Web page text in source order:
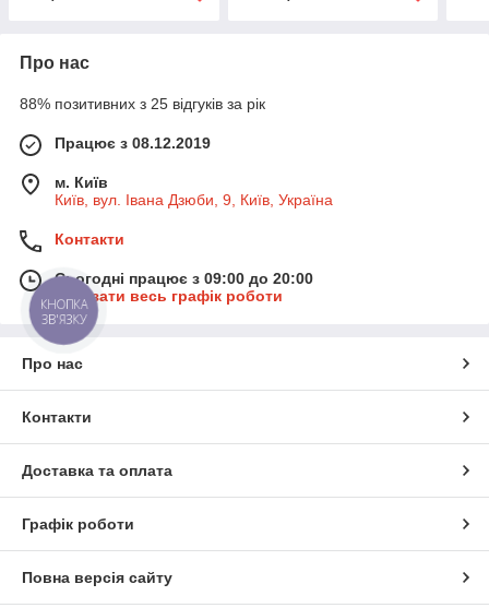
Про нас
88% позитивних з 25 відгуків за рік
Працює з 08.12.2019
м. Київ
Київ, вул. Івана Дзюби, 9, Київ, Україна
Контакти
Сьогодні працює з 09:00 до 20:00
Показати весь графік роботи
Про нас
Контакти
Доставка та оплата
Графік роботи
Повна версія сайту
КНОПКА
ЗВ'ЯЗКУ